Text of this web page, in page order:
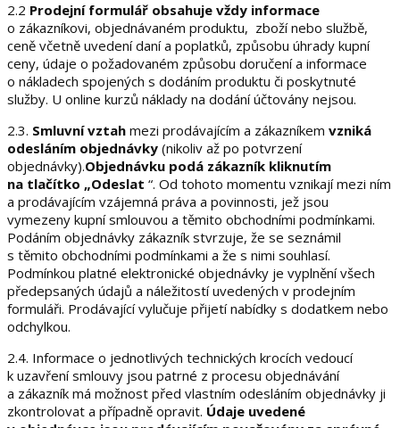
2.2 Prodejní formulář obsahuje vždy informace
o zákazníkovi, objednávaném produktu, zboží nebo službě,
ceně včetně uvedení daní a poplatků, způsobu úhrady kupní
ceny, údaje o požadovaném způsobu doručení a informace
o nákladech spojených s dodáním produktu či poskytnuté
služby. U online kurzů náklady na dodání účtovány nejsou.
2.3. Smluvní vztah mezi prodávajícím a zákazníkem vzniká
odesláním objednávky (nikoliv až po potvrzení
objednávky).Objednávku podá zákazník kliknutím
na tlačítko „Odeslat “. Od tohoto momentu vznikají mezi ním
a prodávajícím vzájemná práva a povinnosti, jež jsou
vymezeny kupní smlouvou a těmito obchodními podmínkami.
Podáním objednávky zákazník stvrzuje, že se seznámil
s těmito obchodními podmínkami a že s nimi souhlasí.
Podmínkou platné elektronické objednávky je vyplnění všech
předepsaných údajů a náležitostí uvedených v prodejním
formuláři. Prodávající vylučuje přijetí nabídky s dodatkem nebo
odchylkou.
2.4. Informace o jednotlivých technických krocích vedoucí
k uzavření smlouvy jsou patrné z procesu objednávání
a zákazník má možnost před vlastním odesláním objednávky ji
zkontrolovat a případně opravit. Údaje uvedené